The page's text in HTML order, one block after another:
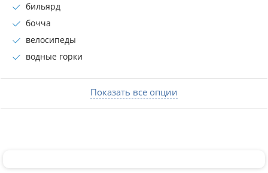
бильярд
бочча
велосипеды
водные горки
Показать все опции